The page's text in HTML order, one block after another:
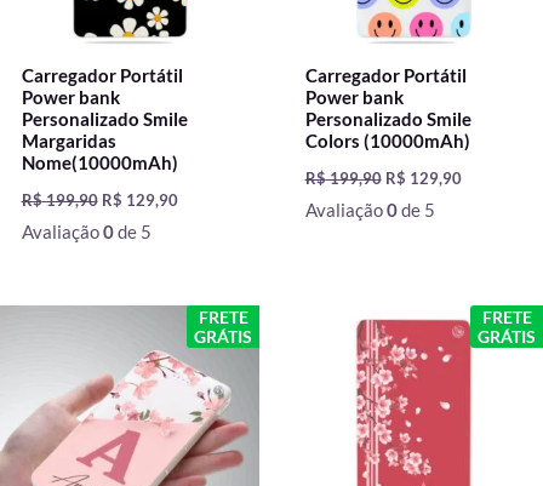
Carregador Portátil
Power bank
Personalizado Smile
Margaridas
Nome(10000mAh)
R$199,90 R$ 129,90
Avaliação0de 5
Carregador Portátil
Power bank
Personalizado Smile
Colors (10000mAh)
R$199,90 R$ 129,90
Avaliação0de 5
FRETE
GRÁTIS
original
era:
R$ 199,90.
O
preço
atual
é:
R$ 129,90.
FRETE
GRÁTIS
O
preço
original
era:
R$ 199,90.
O
preço